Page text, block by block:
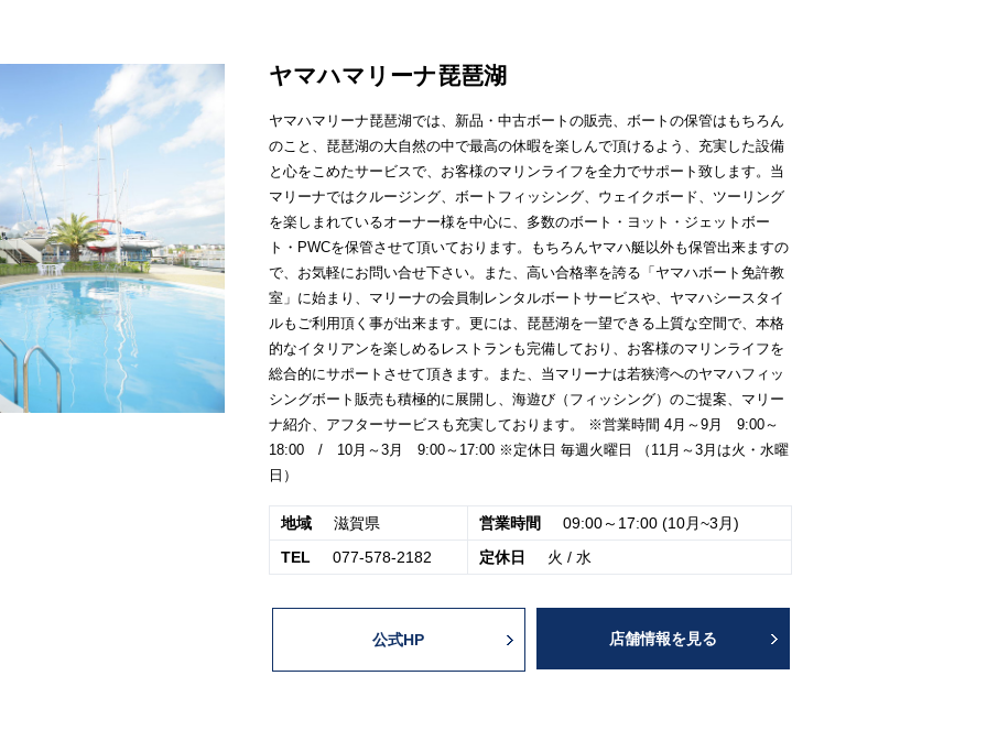
ヤマハマリーナ琵琶湖
ヤマハマリーナ琵琶湖では、新品・中古ボートの販売、ボートの保管はもちろん
のこと、琵琶湖の大自然の中で最高の休暇を楽しんで頂けるよう、充実した設備
と心をこめたサービスで、お客様のマリンライフを全力でサポート致します。当
マリーナではクルージング、ボートフィッシング、ウェイクボード、ツーリング
を楽しまれているオーナー様を中心に、多数のボート・ヨット・ジェットボー
ト・PWCを保管させて頂いております。もちろんヤマハ艇以外も保管出来ますの
で、お気軽にお問い合せ下さい。また、高い合格率を誇る「ヤマハボート免許教
室」に始まり、マリーナの会員制レンタルボートサービスや、ヤマハシースタイ
ルもご利用頂く事が出来ます。更には、琵琶湖を一望できる上質な空間で、本格
的なイタリアンを楽しめるレストランも完備しており、お客様のマリンライフを
総合的にサポートさせて頂きます。また、当マリーナは若狭湾へのヤマハフィッ
シングボート販売も積極的に展開し、海遊び（フィッシング）のご提案、マリー
ナ紹介、アフターサービスも充実しております。 ※営業時間 4月～9月 9:00～
18:00 / 10月～3月 9:00～17:00 ※定休日 毎週火曜日 （11月～3月は火・水曜
日）
地域 滋賀県 営業時間
09:00～17:00 (10月~3月)
TEL
077-578-2182 定休日 火 / 水
公式HP 店舗情報を見る